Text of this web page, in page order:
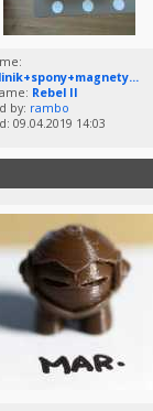
Rebel II
by: rambo
09.04.2019 14:03